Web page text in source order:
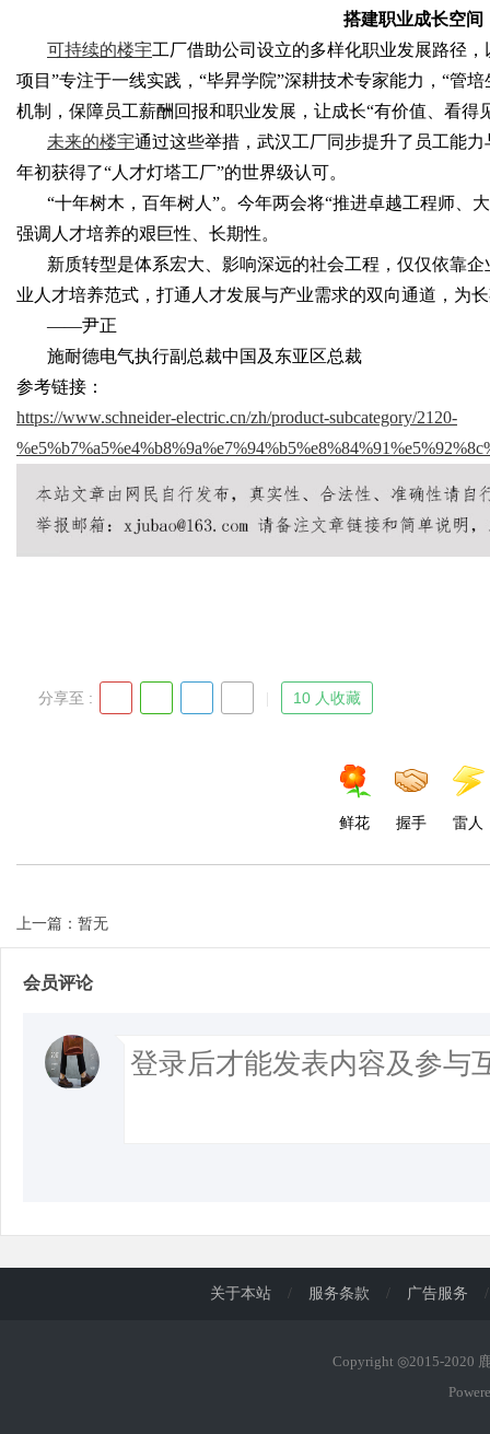
ar
搭建职业成长空间
可持续的楼宇工厂借助公司设立的多样化职业发展路径
项目”专注于一线实践，“毕昇学院”深耕技术专家能力，“管
机制，保障员工薪酬回报和职业发展，让成长“有价值、看得
未来的楼宇通过这些举措，武汉工厂同步提升了员工能
年初获得了“人才灯塔工厂”的世界级认可。
“十年树木，百年树人”。今年两会将“推进卓越工程师、
强调人才培养的艰巨性、长期性。
新质转型是体系宏大、影响深远的社会工程，仅仅依靠
业人才培养范式，打通人才发展与产业需求的双向通道，为
——尹正
施耐德电气执行副总裁中国及东亚区总裁
参考链接：
https://www.schneider-electric.cn/zh/product-subcategory/2120-
分享至 : 10 人收藏
鲜花 握手 雷人
上一篇：暂无
会员评论
关于本站 / 服务条款 / 广告服务 /
Copyright ◎2015-2020